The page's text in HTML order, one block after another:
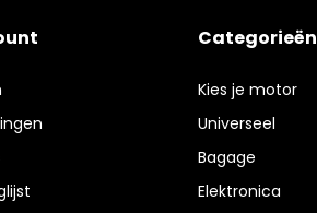
Categorieën
Kies je motor
Universeel
Bagage
Elektronica